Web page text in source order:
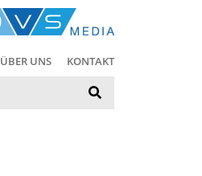
ÜBER UNS KONTAKT